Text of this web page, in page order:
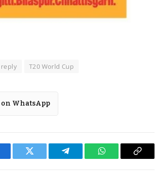
reply T20 World Cup
WhatsApp
Twitter Telegram WhatsAppCopy